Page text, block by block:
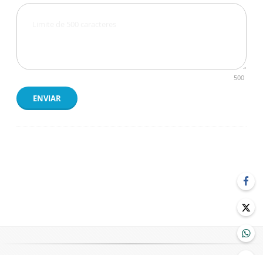
500
ENVIAR